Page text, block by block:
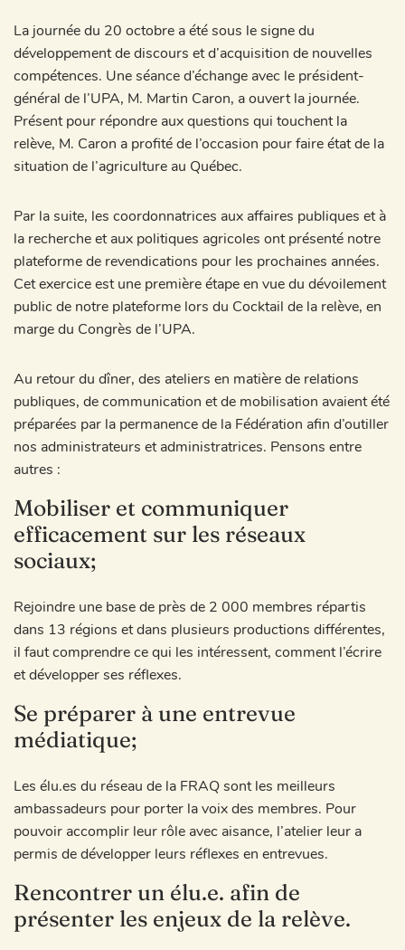
La journée du 20 octobre a été sous le signe du
développement de discours et d’acquisition de nouvelles
compétences. Une séance d’échange avec le président-
général de l’UPA, M. Martin Caron, a ouvert la journée.
Présent pour répondre aux questions qui touchent la
relève, M. Caron a profité de l’occasion pour faire état de la
situation de l’agriculture au Québec.
Par la suite, les coordonnatrices aux affaires publiques et à
la recherche et aux politiques agricoles ont présenté notre
plateforme de revendications pour les prochaines années.
Cet exercice est une première étape en vue du dévoilement
public de notre plateforme lors du Cocktail de la relève, en
marge du Congrès de l’UPA.
Au retour du dîner, des ateliers en matière de relations
publiques, de communication et de mobilisation avaient été
préparées par la permanence de la Fédération afin d’outiller
nos administrateurs et administratrices. Pensons entre
autres :
Mobiliser et communiquer
efficacement sur les réseaux
sociaux;
Rejoindre une base de près de 2 000 membres répartis
dans 13 régions et dans plusieurs productions différentes,
il faut comprendre ce qui les intéressent, comment l’écrire
et développer ses réflexes.
Se préparer à une entrevue
médiatique;
Les élu.es du réseau de la FRAQ sont les meilleurs
ambassadeurs pour porter la voix des membres. Pour
pouvoir accomplir leur rôle avec aisance, l’atelier leur a
permis de développer leurs réflexes en entrevues.
Rencontrer un élu.e. afin de
présenter les enjeux de la relève.